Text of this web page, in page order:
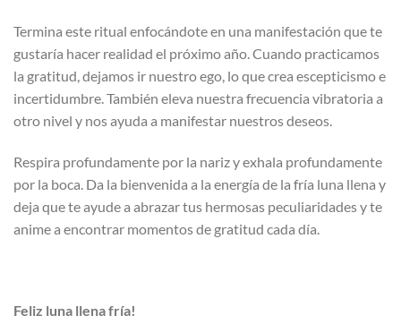
Termina este ritual enfocándote en una manifestación que te
gustaría hacer realidad el próximo año. Cuando practicamos
la gratitud, dejamos ir nuestro ego, lo que crea escepticismo e
incertidumbre. También eleva nuestra frecuencia vibratoria a
otro nivel y nos ayuda a manifestar nuestros deseos.
Respira profundamente por la nariz y exhala profundamente
por la boca. Da la bienvenida a la energía de la fría luna llena y
deja que te ayude a abrazar tus hermosas peculiaridades y te
anime a encontrar momentos de gratitud cada día.
Feliz luna llena fría!